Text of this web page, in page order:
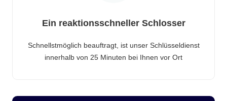
Ein reaktionsschneller Schlosser
Schnellstmöglich beauftragt, ist unser Schlüsseldienst
innerhalb von 25 Minuten bei Ihnen vor Ort